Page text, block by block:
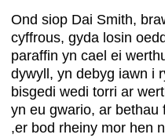
Ond siop Dai Smith,
cyffrous, gyda losin
paraffin yn cael ei
dywyll, yn debyg iawn i
bisgedi wedi torri ar
yn eu gwario, ar bethau
,er bod rheiny mor hen